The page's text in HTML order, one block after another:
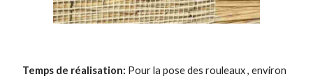
Temps de réalisation: Pour la pose des rouleaux, environ